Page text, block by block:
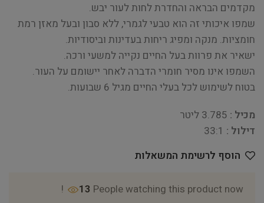
מקדמים הבראה והחדרת לחות לעור יבש.
שמפו איכותי זה הוא טבעי לגמרי, ללא סבון ובעל מאזן רמת
חומציות. מנקה ומפיג ריחות בעדינות וביסודיות.
ישאיר את פרוות בעל החיים נקייה למשעי ורכה.
השמפו אינו מסיר חומרי הדברה לאחר יישומם על העור.
בטוח לשימוש לכל בעלי החיים מגיל 6 שבועות.
מכיל :
דילול :
הוסף לרשימת המשאלות
13 People watching this product now!